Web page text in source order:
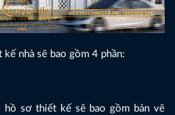
nhà sẽ bao gồm 4 phần:
hồ sơ thiết kế sẽ bao gồm bản vẽ